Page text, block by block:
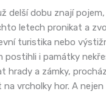
delší dobu znají
letech pronikat a
turistika nebo
postihli i památky
hrady a zámky,
vrcholky hor. A nejen